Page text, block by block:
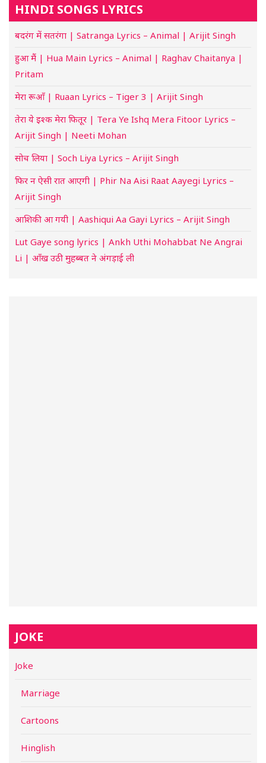
HINDI SONGS LYRICS
बदरंग में सतरंगा | Satranga Lyrics – Animal | Arijit Singh
हुआ मैं | Hua Main Lyrics – Animal | Raghav Chaitanya |
Pritam
मेरा रूआँ | Ruaan Lyrics – Tiger 3 | Arijit Singh
तेरा ये इश्क मेरा फितूर | Tera Ye Ishq Mera Fitoor Lyrics –
Arijit Singh | Neeti Mohan
सोच लिया | Soch Liya Lyrics – Arijit Singh
फिर न ऐसी रात आएगी | Phir Na Aisi Raat Aayegi Lyrics –
Arijit Singh
आशिकी आ गयी | Aashiqui Aa Gayi Lyrics – Arijit Singh
Lut Gaye song lyrics | Ankh Uthi Mohabbat Ne Angrai
Li | आँख उठी मुहब्बत ने अंगड़ाई ली
JOKE
Joke
Marriage
Cartoons
Hinglish